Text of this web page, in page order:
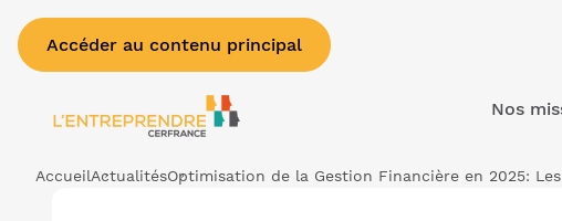
Accéder au contenu principal
Nos
AccueilActualitésOptimisation de la Gestion Financière en 2025: